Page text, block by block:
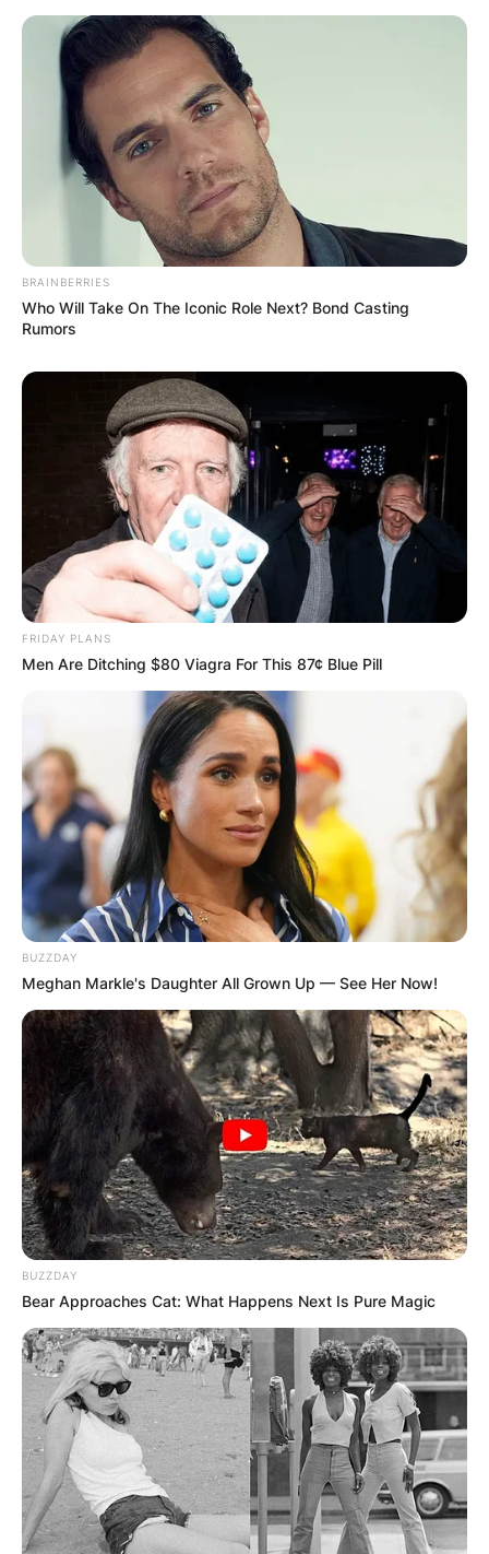
Хуманитарен повик: Да ја
обновиме заедно црквата „Св.
(ФОТО) Висок свет крст поставен
во Студена Бара: Нов симбол на
верата и надежта
Повеќе
КОНТАКТИРАЈ СО НАС:
ГЛАДИАТОР
За нас
Политика на приватност
ПАРТНЕРИ:
BRAINBERRIES
Who Will Take On The Iconic Role Next? Bond Casting
Rumors
FRIDAY PLANS
Men Are Ditching $80 Viagra For This 87¢ Blue Pill
BUZZDAY
Meghan Markle's Daughter All Grown Up — See Her Now!
BUZZDAY
Bear Approaches Cat: What Happens Next Is Pure Magic